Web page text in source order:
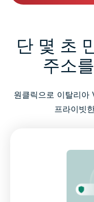
단 몇 초
주소
원클릭으로 이탈리아
프라이빗